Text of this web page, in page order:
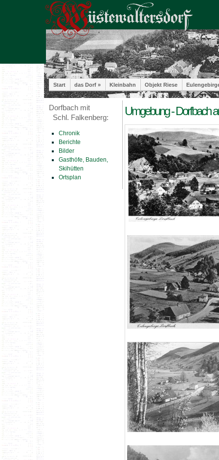
Start das Dorf » Kleinbahn Objekt Riese
Dorfbach mit
Schl. Falkenberg:
Chronik
Berichte
Bilder
Gasthöfe, Bauden,
Skihütten
Ortsplan
Umgebung - Dorfbach